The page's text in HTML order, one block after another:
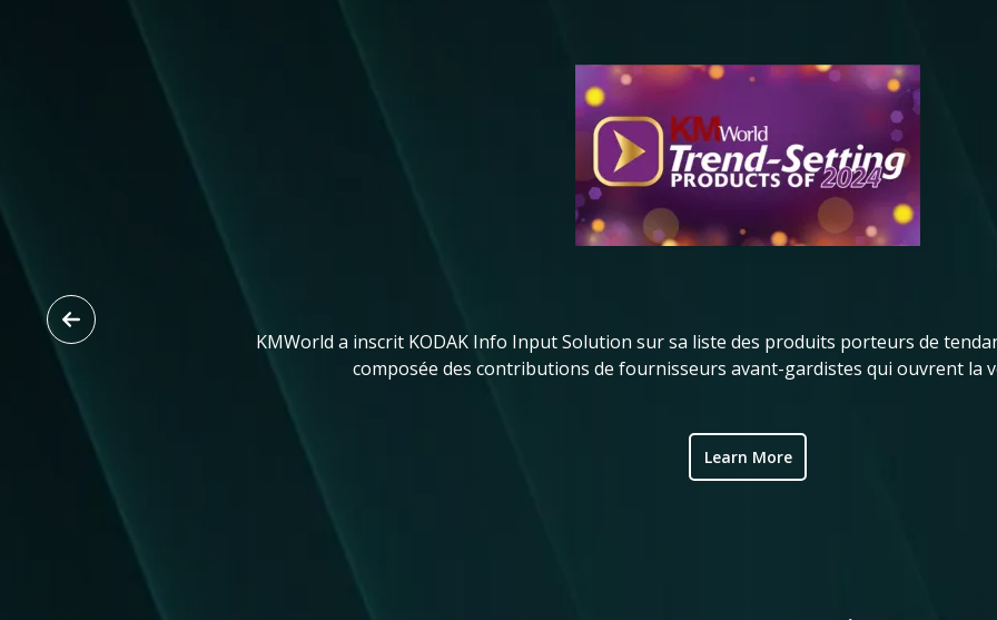
KMWorld a inscrit KODAK Info Input Solution sur sa liste des produits porteurs de
composée des contributions de fournisseurs avant-gardistes qui ouvrent la
Learn More